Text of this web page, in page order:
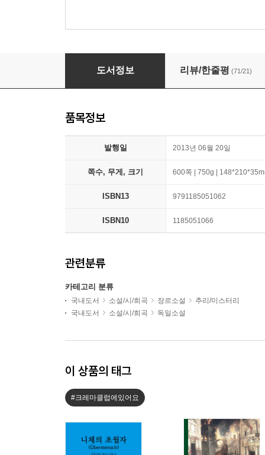
사악한 늑대
도서정보 리뷰/한줄평 (71/21)
품목정보
발행일 2013년 06월 20일
쪽수, 무게, 크기 600쪽 | 750g |
ISBN13 9791185051062
ISBN10 1185051066
관련분류
카테고리 분류
국내도서 소설/시/희곡 장르소설
추리/미스터리
국내도서
소설/시/희곡 독일소설
이 상품의 태그
#크레마클럽에있어요